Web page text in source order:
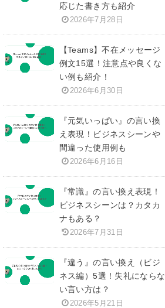
応じた書き方も紹介
2026年7月28日
【Teams】不在メッセージ
例文15選！注意点や良くな
い例も紹介！
2026年6月30日
『元気いっぱい』の言い換
え表現！ビジネスシーンや
間違った使用例も
2026年6月16日
『常識』の言い換え表現！
ビジネスシーンは？カタカ
ナもある？
2026年7月31日
『違う』の言い換え（ビジ
ネス編）5選！失礼にならな
い言い方は？
2026年5月21日